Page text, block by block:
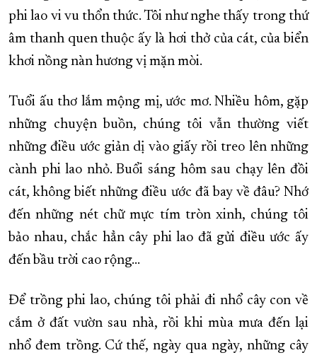
phi lao vi vu thổn thức. Tôi như nghe thấy trong thứ
âm thanh quen thuộc ấy là hơi thở của cát, của biển
khơi nồng nàn hương vị mặn mòi.
Tuổi ấu thơ lắm mộng mị, ước mơ. Nhiều hôm, gặp
những chuyện buồn, chúng tôi vẫn thường viết
những điều ước giản dị vào giấy rồi treo lên những
cành phi lao nhỏ. Buổi sáng hôm sau chạy lên đồi
cát, không biết những điều ước đã bay về đâu? Nhớ
đến những nét chữ mực tím tròn xinh, chúng tôi
bảo nhau, chắc hẳn cây phi lao đã gửi điều ước ấy
đến bầu trời cao rộng...
Để trồng phi lao, chúng tôi phải đi nhổ cây con về
cắm ở đất vườn sau nhà, rồi khi mùa mưa đến lại
nhổ đem trồng. Cứ thế, ngày qua ngày, những cây